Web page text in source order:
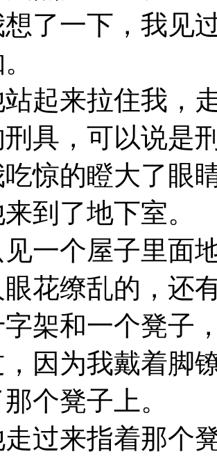
了一下，我见
起来拉住我，
刑具，可以说是
惊的瞪大了眼
到了地下室。
见一个屋子里面
眼花缭乱的，还
架和一个凳子
，因为我戴着脚
个凳子上。
过来指着那个